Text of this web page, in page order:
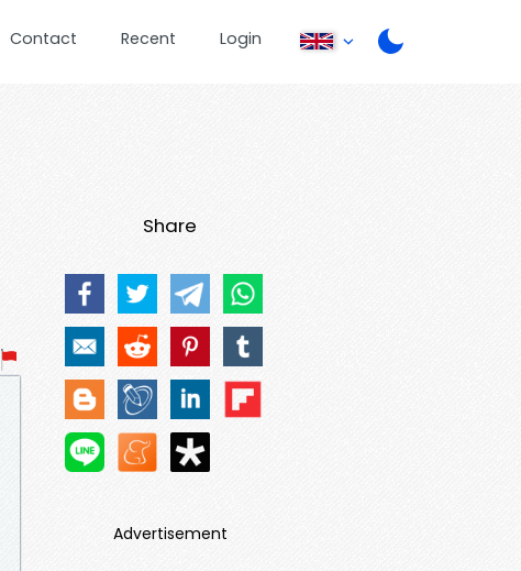
Contact Recent Login
Share
Advertisement